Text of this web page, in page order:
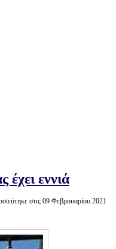
έχει εννιά
στις 09 Φεβρουαρίου 2021